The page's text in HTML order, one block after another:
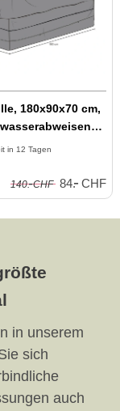
180x90x70 cm,
in 12 Tagen
140.-CHF 84.
- CHF
in unserem
sich
auch